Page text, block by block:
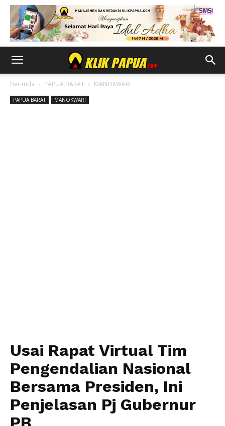
Beranda PAPUA BARAT MANOKWARI
PAPUA BARAT MANOKWARI
Usai Rapat Virtual Tim
Pengendalian Nasional
Bersama Presiden, Ini
Penjelasan Pj Gubernur